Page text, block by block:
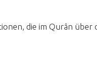
die im Qurân über